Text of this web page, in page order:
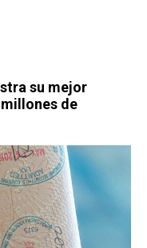
su mejor
de